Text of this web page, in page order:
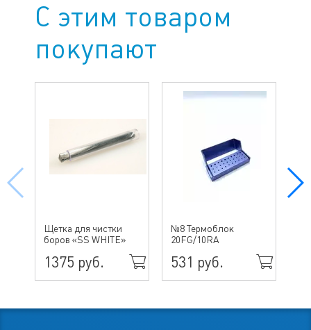
С этим товаром
покупают
Щетка для чистки
боров «SS WHITE»
1375 руб.
№8 Термоблок
20FG/10RA
531 руб.